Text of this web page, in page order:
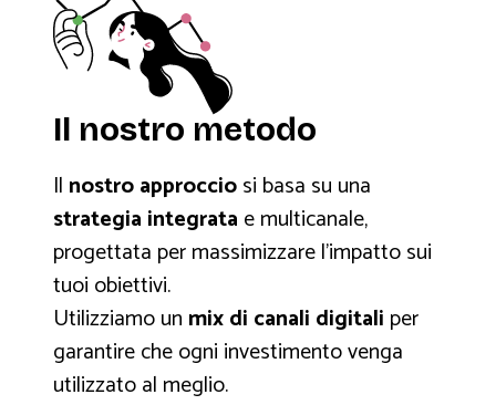
Il nostro metodo
Il nostro approcciosi basa su una
strategia integrata e multicanale,
progettata per massimizzare l'impatto sui
tuoi obiettivi.
Utilizziamo un mix di canali digitali per
garantire che ogni investimento venga
utilizzato al meglio.